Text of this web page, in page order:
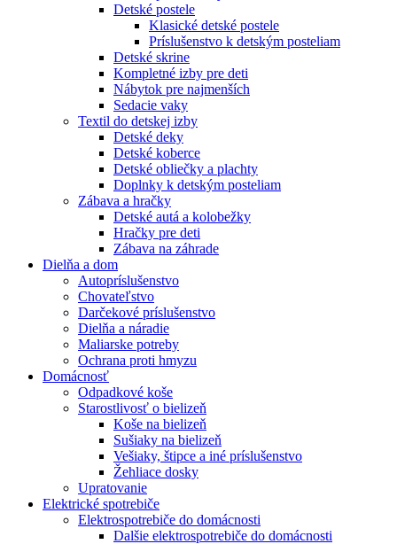
Detské postele
Klasické detské postele
Príslušenstvo k detským posteliam
Detské skrine
Kompletné izby pre deti
Nábytok pre najmenších
Sedacie vaky
Textil do detskej izby
Detské deky
Detské koberce
Detské obliečky a plachty
Doplnky k detským posteliam
Zábava a hračky
Detské autá a kolobežky
Hračky pre deti
Zábava na záhrade
Dielňa a dom
Autopríslušenstvo
Chovateľstvo
Darčekové príslušenstvo
Dielňa a náradie
Maliarske potreby
Ochrana proti hmyzu
Domácnosť
Odpadkové koše
Starostlivosť o bielizeň
Koše na bielizeň
Sušiaky na bielizeň
Vešiaky, štipce a iné príslušenstvo
Žehliace dosky
Upratovanie
Elektrické spotrebiče
Elektrospotrebiče do domácnosti
Dalšie elektrospotrebiče do domácnosti